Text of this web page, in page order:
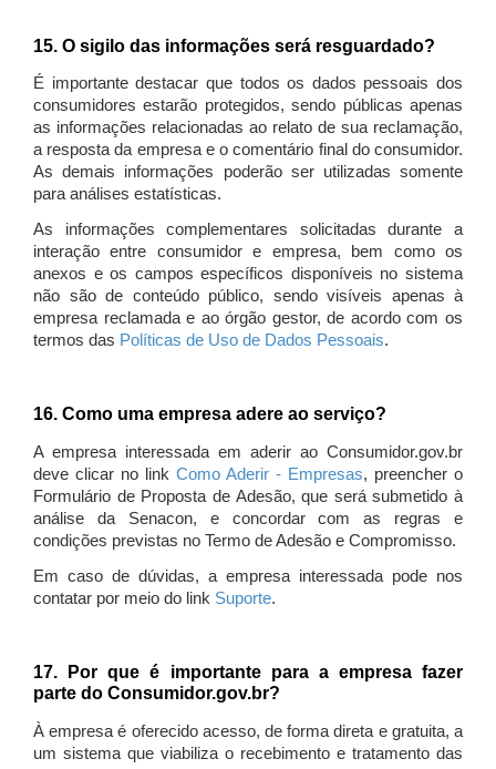
15. O sigilo das informações será resguardado?
É importante destacar que todos os dados pessoais dos
consumidores estarão protegidos, sendo públicas apenas
as informações relacionadas ao relato de sua reclamação,
a resposta da empresa e o comentário final do consumidor.
As demais informações poderão ser utilizadas somente
para análises estatísticas.
As informações complementares solicitadas durante a
interação entre consumidor e empresa, bem como os
anexos e os campos específicos disponíveis no sistema
não são de conteúdo público, sendo visíveis apenas à
empresa reclamada e ao órgão gestor, de acordo com os
termos das Políticas de Uso de Dados Pessoais.
16. Como uma empresa adere ao serviço?
A empresa interessada em aderir ao Consumidor.gov.br
deve clicar no link Como Aderir - Empresas, preencher o
Formulário de Proposta de Adesão, que será submetido à
análise da Senacon, e concordar com as regras e
condições previstas no Termo de Adesão e Compromisso.
Em caso de dúvidas, a empresa interessada pode nos
contatar por meio do link Suporte.
17. Por que é importante para a empresa fazer
parte do Consumidor.gov.br?
À empresa é oferecido acesso, de forma direta e gratuita, a
um sistema que viabiliza o recebimento e tratamento das